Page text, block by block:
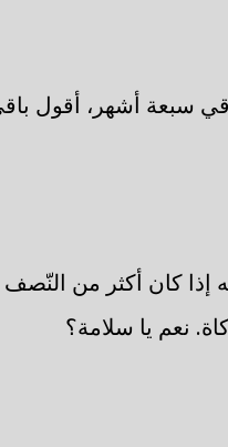
سبعة أشهر، أقول
إذا كان أكثر من
نعم يا سلامة؟